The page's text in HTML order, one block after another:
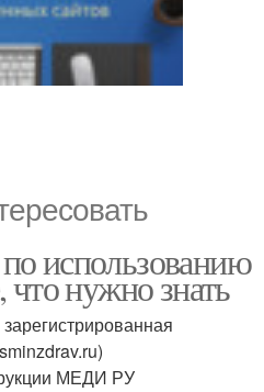
использованию
что нужно знать
МЕДИ РУ